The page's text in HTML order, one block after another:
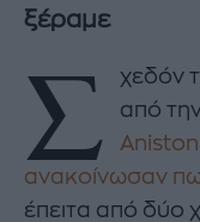
ξέραμε
Σ
χεδόν
από
ανακοίνωσαν
έπειτα από δύο